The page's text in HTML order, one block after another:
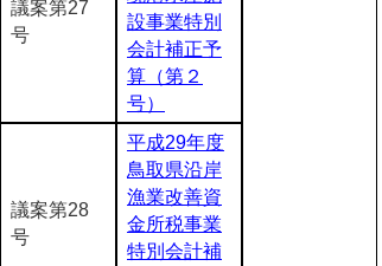
議案第27
号
設事業特別
会計補正予
算（第２
号）
議案第28
号
平成29年度
鳥取県沿岸
漁業改善資
金所税事業
特別会計補